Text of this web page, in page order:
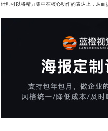
计师可以将精力集中在核心动作的表达上，从